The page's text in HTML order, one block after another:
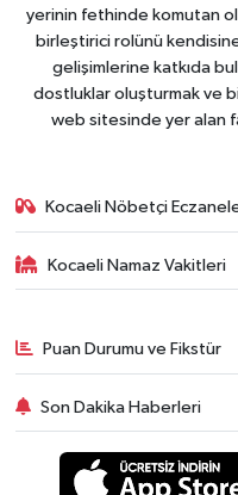
yerinin fethinde komutan
birleştirici rolünü
gelişimlerine katkıda
dostluklar oluşturmak ve
web sitesinde yer alan
Kocaeli Nöbetçi
Kocaeli Namaz Vakitleri
Puan Durumu ve Fikstür
Son Dakika Haberleri